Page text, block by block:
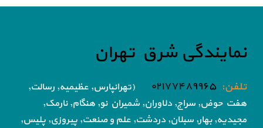
نمایندگی شرق تهران
تلفن: ۰۲۱۷۷۴۸۹۹۶۵
(تهرانپارس, عظیمیه, رسالت,
هفت حوض, سراج, دلاوران, شمیران نو, هنگام, نارمک,
مجیدیه, بهار, سبلان, دردشت, علم و صنعت, پیروزی, پلیس,